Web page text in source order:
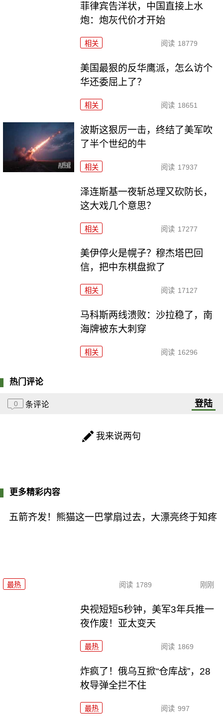
菲律宾告洋状，中国直接上水
炮：炮灰代价才开始
相关 阅读 18779
美国最狠的反华鹰派，怎么访个
华还委屈上了？
相关 阅读 18651
波斯这狠厉一击，终结了美军吹
了半个世纪的牛
相关 阅读 17937
泽连斯基一夜斩总理又砍防长，
这大戏几个意思？
相关 阅读 17277
美伊停火是幌子？穆杰塔巴回
信，把中东棋盘掀了
相关 阅读 17127
马科斯两线溃败：沙拉稳了，南
海牌被东大刺穿
相关 阅读 16296
热门评论
0 条评论 登陆
我来说两句
更多精彩内容
五箭齐发！熊猫这一巴掌扇过去，大漂亮终于知疼
最热 阅读 1789 刚刚
央视短短5秒钟，美军3年兵推一
夜作废！亚太变天
最热 阅读 1869
炸疯了！俄乌互掀“仓库战”，28
枚导弹全拦不住
最热 阅读 997